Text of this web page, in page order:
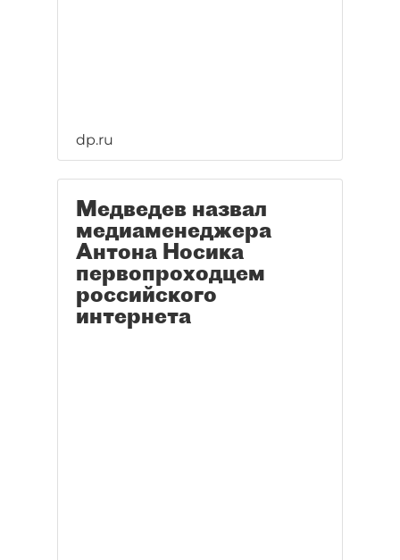
dp.ru
Медведев назвал
медиаменеджера
Антона Носика
первопроходцем
российского
интернета